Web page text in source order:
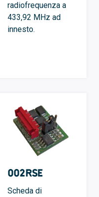
radiofrequenza a
433,92 MHz ad
innesto.
002RSE
Scheda di